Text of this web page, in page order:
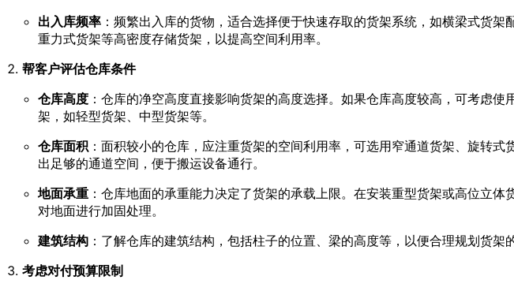
出入库频率 ：频繁出入库的货物，适合选择便于快速存取的货架系统，如横梁式货
重力式货架等高密度存储货架，以提高空间利用率。
帮客户评估仓库条件
仓库高度 ：仓库的净空高度直接影响货架的高度选择。如果仓库高度较高，可考虑
架，如轻型货架、中型货架等。
仓库面积 ：面积较小的仓库，应注重货架的空间利用率，可选用窄通道货架、旋转
出足够的通道空间，便于搬运设备通行。
地面承重 ：仓库地面的承重能力决定了货架的承载上限。在安装重型货架或高位立
对地面进行加固处理。
建筑结构 ：了解仓库的建筑结构，包括柱子的位置、梁的高度等，以便合理规划货
考虑对付预算限制